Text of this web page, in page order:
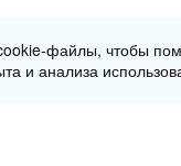
файлы, чтобы
и анализа